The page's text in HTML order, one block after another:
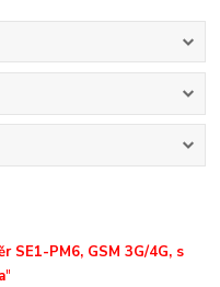
SE1-PM6, GSM 3G/4G, s
"